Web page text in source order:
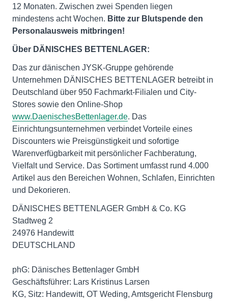
12 Monaten. Zwischen zwei Spenden liegen
mindestens acht Wochen. Bitte zur Blutspende den
Personalausweis mitbringen!
Über DÄNISCHES BETTENLAGER:
Das zur dänischen JYSK-Gruppe gehörende
Unternehmen DÄNISCHES BETTENLAGER betreibt in
Deutschland über 950 Fachmarkt-Filialen und City-
Stores sowie den Online-Shop
www.DaenischesBettenlager.de. Das
Einrichtungsunternehmen verbindet Vorteile eines
Discounters wie Preisgünstigkeit und sofortige
Warenverfügbarkeit mit persönlicher Fachberatung,
Vielfalt und Service. Das Sortiment umfasst rund 4.000
Artikel aus den Bereichen Wohnen, Schlafen, Einrichten
und Dekorieren.
DÄNISCHES BETTENLAGER GmbH & Co. KG
Stadtweg 2
24976 Handewitt
DEUTSCHLAND
phG: Dänisches Bettenlager GmbH
Geschäftsführer: Lars Kristinus Larsen
KG, Sitz: Handewitt, OT Weding, Amtsgericht Flensburg